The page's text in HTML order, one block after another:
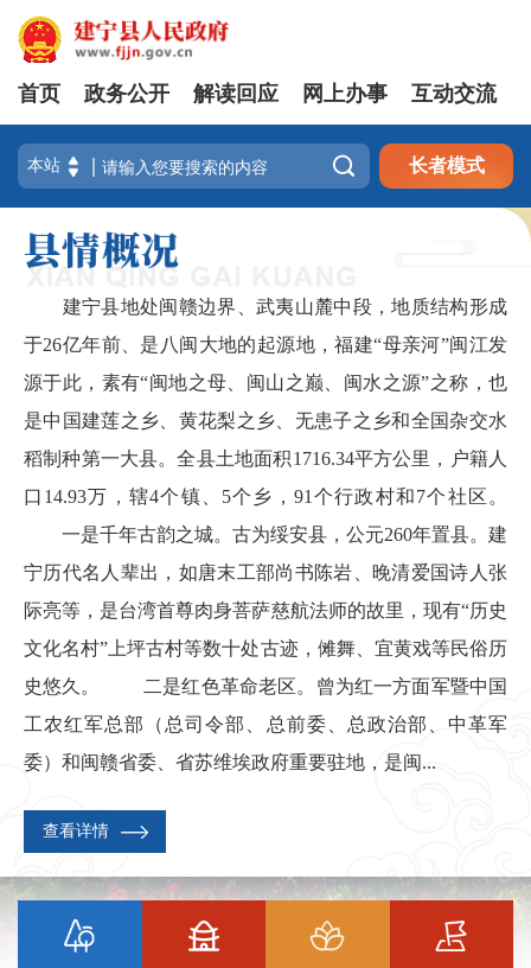
首页 政务公开 解读回应 网上办事 互动交流
 长者模式
建宁县地处闽赣边界、武夷山麓中段，地质结构形成
于26亿年前、是八闽大地的起源地，福建“母亲河”闽江发
源于此，素有“闽地之母、闽山之巅、闽水之源”之称，也
是中国建莲之乡、黄花梨之乡、无患子之乡和全国杂交水
稻制种第一大县。全县土地面积1716.34平方公里，户籍人
口14.93万，辖4个镇、5个乡，91个行政村和7个社区。
一是千年古韵之城。古为绥安县，公元260年置县。建
宁历代名人辈出，如唐末工部尚书陈岩、晚清爱国诗人张
际亮等，是台湾首尊肉身菩萨慈航法师的故里，现有“历史
文化名村”上坪古村等数十处古迹，傩舞、宜黄戏等民俗历
史悠久。 二是红色革命老区。曾为红一方面军暨中国
工农红军总部（总司令部、总前委、总政治部、中革军
委）和闽赣省委、省苏维埃政府重要驻地，是闽...
查看详情